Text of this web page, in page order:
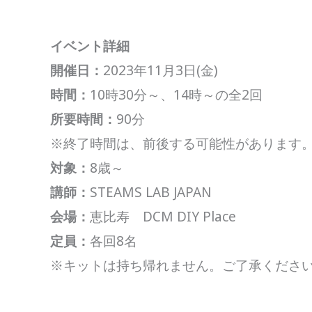
イベント詳細
開催日： 2023年11月3日(金)
時間： 10時30分～、14時～の全2回
所要時間： 90分
※終了時間は、前後する可能性があります
対象： 8歳～
講師： STEAMS LAB JAPAN
会場： 恵比寿 DCM DIY Place
定員： 各回8名
※キットは持ち帰れません。ご了承くださ